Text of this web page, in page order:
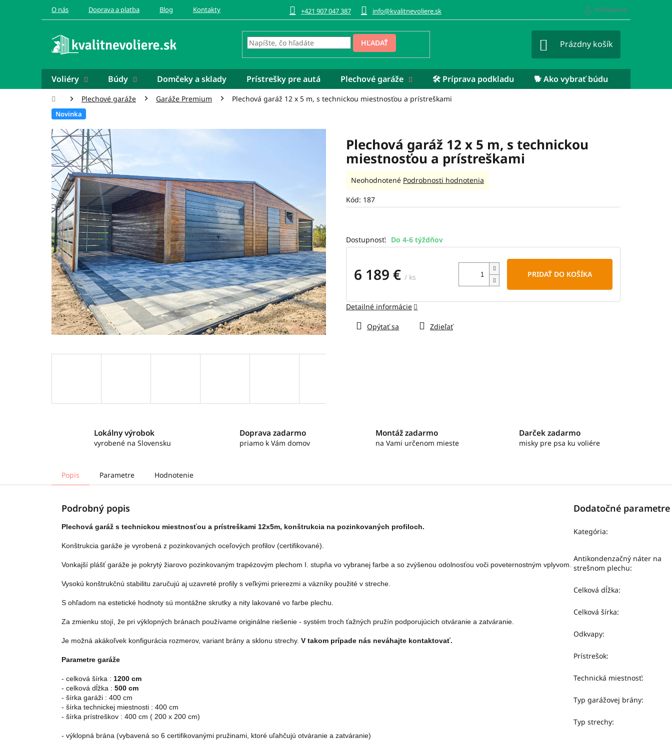
+421 907 047 387 info@kvalitnevoliere.sk
O nás Doprava a platba Blog Kontakty Prihlásenie
HĽADAŤ
NÁKUPNÝ
Prázdny košík
Voliéry Búdy Domčeky a sklady Prístrešky pre autá Plechové garáže 🛠️ Príprava podkladu 🐕 Ako vybrať búdu
DomovPlechové garáže Garáže Premium Plechová garáž 12 x 5 m, s technickou miestnosťou a prístreškami
Novinka
Plechová garáž 12 x 5 m, s technickou
miestnosťou a prístreškami
Kód: 187
Do 4-6 týždňov
6 189 € / ks
cena:
PRIDAŤ DO KOŠÍKA
Detailné informácie
Opýtať sa Zdieľať
Priemerné
produktu
je
5
hviezdičiek.
Neohodnotené Podrobnosti hodnotenia
Lokálny výrobok
vyrobené na Slovensku
Doprava zadarmo
priamo k Vám domov
Montáž zadarmo
na Vami určenom mieste
Darček zadarmo
misky pre psa ku voliére
Popis Parametre Hodnotenie
Podrobný popis
Plechová garáž s technickou miestnosťou a prístreškami 12x5m, konštrukcia na pozinkovaných profiloch.
Konštrukcia garáže je vyrobená z pozinkovaných oceľových profilov (certifikované).
Vonkajší plášť garáže je pokrytý žiarovo pozinkovaným trapézovým plechom I. stupňa vo vybranej farbe a so zvýšenou odolnosťou voči poveternostným vplyvom.
Vysokú konštrukčnú stabilitu zaručujú aj uzavreté profily s veľkými prierezmi a väzníky použité v streche.
S ohľadom na estetické hodnoty sú montážne skrutky a nity lakované vo farbe plechu.
Za zmienku stojí, že pri výklopných bránach používame originálne riešenie - systém troch ťažných pružín podporujúcich otváranie a zatváranie.
Je možná akákoľvek konfigurácia rozmerov, variant brány a sklonu strechy. V takom prípade nás neváhajte kontaktovať.
Parametre garáže
- celková šírka : 1200 cm
- celková dĺžka : 500 cm
- šírka garáži : 400 cm
- šírka technickej miestnosti : 400 cm
- šírka prístreškov : 400 cm ( 200 x 200 cm)
- výklopná brána (vybavená so 6 certifikovanými pružinami, ktoré uľahčujú otváranie a zatváranie)
Dodatočné parametre
Kategória:
Antikondenzačný náter na
strešnom plechu:
Celková dĺžka:
Celková šírka:
Odkvapy:
Prístrešok:
Technická miestnosť:
Typ garážovej brány:
Typ strechy: